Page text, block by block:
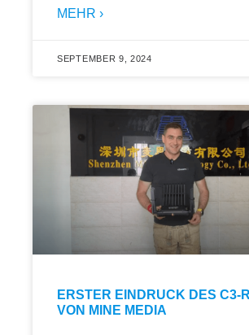
MEHR ›
SEPTEMBER 9, 2024
ERSTER EINDRUCK DES C3-
VON MINE MEDIA